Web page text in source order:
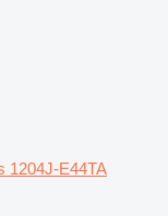
1204J-E44TA